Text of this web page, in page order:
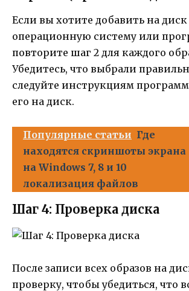
Если вы хотите добавить на
операционную систему или
повторите шаг 2 для каждого
Убедитесь, что выбрали
следуйте инструкциям
его на диск.
Популярные статьи Где
находятся скриншоты экрана
на Windows 7, 8 и 10
локализация файлов
Шаг 4: Проверка диска
После записи всех образов на
проверку, чтобы убедиться, что